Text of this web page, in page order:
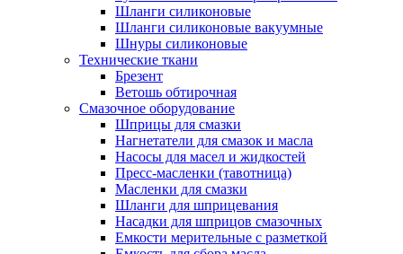
Шланги силиконовые
Шланги силиконовые вакуумные
Шнуры силиконовые
Технические ткани
Брезент
Ветошь обтирочная
Смазочное оборудование
Шприцы для смазки
Нагнетатели для смазок и масла
Насосы для масел и жидкостей
Пресс-масленки (тавотница)
Масленки для смазки
Шланги для шприцевания
Насадки для шприцов смазочных
Емкости мерительные с разметкой